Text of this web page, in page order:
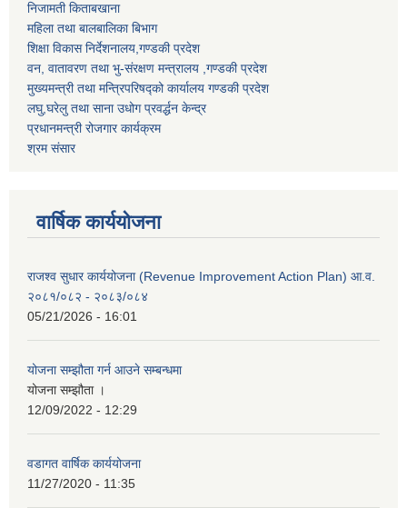
निजामती किताबखाना
महिला तथा बालबालिका बिभाग
शिक्षा विकास निर्देशनालय,गण्डकी प्रदेश
वन, वातावरण तथा भु-संरक्षण मन्त्रालय ,गण्डकी प्रदेश
मुख्यमन्त्री तथा मन्त्रिपरिषद्को कार्यालय गण्डकी प्रदेश
लघु,घरेलु तथा साना उधोग प्रवर्द्धन केन्द्र
प्रधानमन्त्री रोजगार कार्यक्रम
श्रम संसार
वार्षिक कार्ययोजना
राजश्व सुधार कार्ययोजना (Revenue Improvement Action Plan) आ.व.
२०८१/०८२ - २०८३/०८४
05/21/2026 - 16:01
योजना सम्झौता गर्न आउने सम्बन्धमा
योजना सम्झौता ।
12/09/2022 - 12:29
वडागत वार्षिक कार्ययोजना
11/27/2020 - 11:35